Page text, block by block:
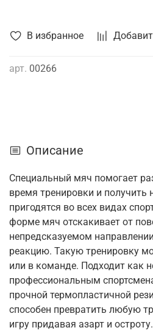
В избранное
арт. 00266
Описание
Специальный мяч помогает
время тренировки и получить
пригодятся во всех видах
форме мяч отскакивает от
непредсказуемом
реакцию. Такую тренировку
или в команде. Подходит как
профессиональным
прочной термопластичной
способен превратить любую
игру придавая азарт и остроту.